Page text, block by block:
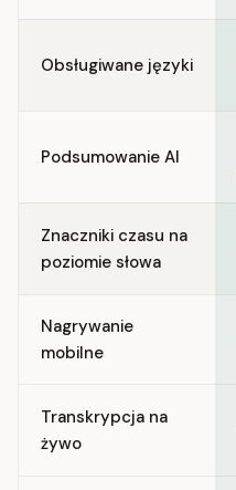
Obsługiwane języki
Podsumowanie AI
Znaczniki czasu na
poziomie słowa
Nagrywanie
mobilne
Transkrypcja na
żywo